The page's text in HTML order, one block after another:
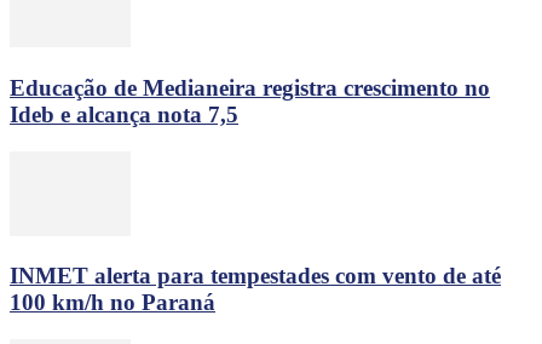
Educação de Medianeira registra crescimento no
Ideb e alcança nota 7,5
INMET alerta para tempestades com vento de até
100 km/h no Paraná